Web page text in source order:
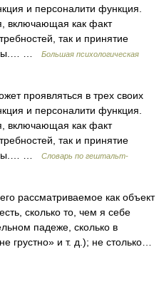
и персоналити функция.
включающая как факт
так и принятие
…
Большая психологическая
проявляться в трех своих
и персоналити функция.
включающая как факт
так и принятие
…
Словарь по гештальт-
рассматриваемое как объект
сколько то, чем я себе
падеже, сколько в
грустно» и т. д.); не столько…